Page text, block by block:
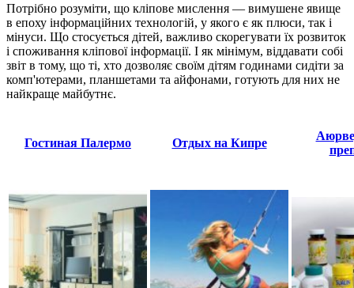
Потрібно розуміти, що кліпове мислення — вимушене явище
в епоху інформаційних технологій, у якого є як плюси, так і
мінуси. Що стосується дітей, важливо скорегувати їх розвиток
і споживання кліпової інформації. І як мінімум, віддавати собі
звіт в тому, що ті, хто дозволяє своїм дітям годинами сидіти за
комп'ютерами, планшетами та айфонами, готують для них не
найкраще майбутнє.
Гостиная Палермо Отдых на Кипре